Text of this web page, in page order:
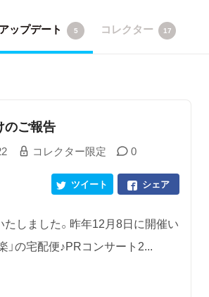
アップデート 5 コレクター 17
のご報告
コレクター限定 0
シェア
ツイート
しました。昨年12月8日に開催い
」の宅配便♪PRコンサート2...